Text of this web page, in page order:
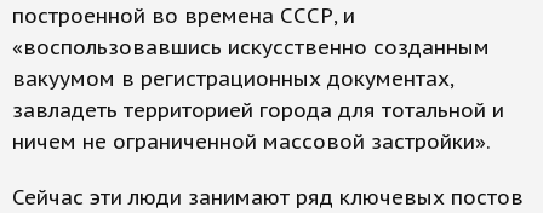
построенной во времена СССР, и
«воспользовавшись искусственно созданным
вакуумом в регистрационных документах,
завладеть территорией города для тотальной и
ничем не ограниченной массовой застройки».
Сейчас эти люди занимают ряд ключевых постов